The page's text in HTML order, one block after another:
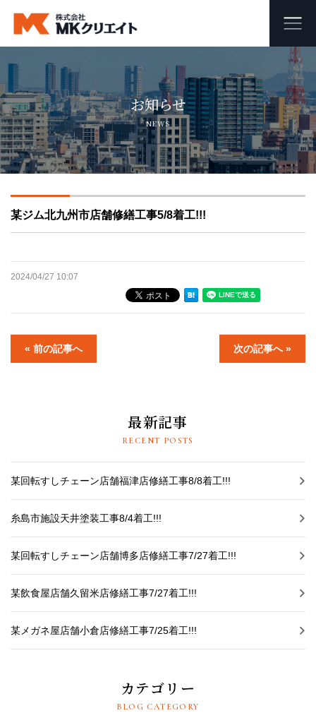
ホーム
MKクリエイトのワンストップ自社施工
ビル・マンション・商業施設の大規模修繕工事
外壁塗装・防水工事
オフィス・店舗の内装リフォーム・リノベーション
プライバシーポリシー
お知らせ
スタッフブログ
お知らせ
NEWS
某ジム北九州市店舗修繕工事5/8着工!!!
2024/04/27 10:07
« 前の記事へ 次の記事へ »
最新記事
RECENT POSTS
某回転すしチェーン店舗福津店修繕工事8/8着工!!!
糸島市施設天井塗装工事8/4着工!!!
某回転すしチェーン店舗博多店修繕工事7/27着工!!!
某飲食屋店舗久留米店修繕工事7/27着工!!!
某メガネ屋店舗小倉店修繕工事7/25着工!!!
カテゴリー
BLOG CATEGORY